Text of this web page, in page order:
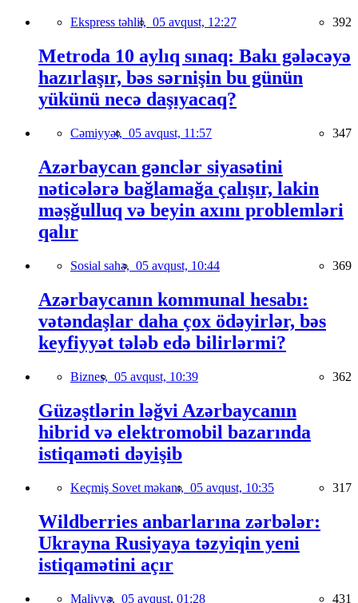
Ekspress təhlil, 05 avqust, 12:27 392
Metroda 10 aylıq sınaq: Bakı gələcəyə
hazırlaşır, bəs sərnişin bu günün
yükünü necə daşıyacaq?
Cəmiyyət, 05 avqust, 11:57 347
Azərbaycan gənclər siyasətini
nəticələrə bağlamağa çalışır, lakin
məşğulluq və beyin axını problemləri
qalır
Sosial sahə, 05 avqust, 10:44 369
Azərbaycanın kommunal hesabı:
vətəndaşlar daha çox ödəyirlər, bəs
keyfiyyət tələb edə bilirlərmi?
Biznes, 05 avqust, 10:39 362
Güzəştlərin ləğvi Azərbaycanın
hibrid və elektromobil bazarında
istiqaməti dəyişib
Keçmiş Sovet məkanı, 05 avqust, 10:35 317
Wildberries anbarlarına zərbələr:
Ukrayna Rusiyaya təzyiqin yeni
istiqamətini açır
Maliyyə, 05 avqust, 01:28 431